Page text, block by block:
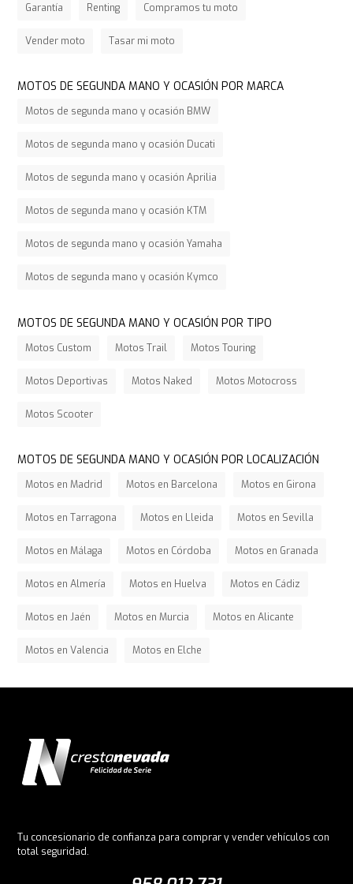
Garantía Renting Compramos tu moto
Vender moto Tasar mi moto
MOTOS DE SEGUNDA MANO Y OCASIÓN POR MARCA
Motos de segunda mano y ocasión BMW
Motos de segunda mano y ocasión Ducati
Motos de segunda mano y ocasión Aprilia
Motos de segunda mano y ocasión KTM
Motos de segunda mano y ocasión Yamaha
Motos de segunda mano y ocasión Kymco
MOTOS DE SEGUNDA MANO Y OCASIÓN POR TIPO
Motos Custom Motos Trail Motos Touring
Motos Deportivas Motos Naked Motos Motocross
Motos Scooter
MOTOS DE SEGUNDA MANO Y OCASIÓN POR LOCALIZACIÓN
Motos en Madrid Motos en Barcelona Motos en Girona
Motos en Tarragona Motos en Lleida Motos en Sevilla
Motos en Málaga Motos en Córdoba Motos en Granada
Motos en Almería Motos en Huelva Motos en Cádiz
Motos en Jaén Motos en Murcia Motos en Alicante
Motos en Valencia Motos en Elche
Tu concesionario de confianza para comprar y vender vehículos con
total seguridad.